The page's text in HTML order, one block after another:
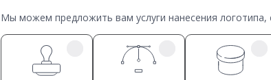
Мы можем предложить вам услуги нанесения логотипа,